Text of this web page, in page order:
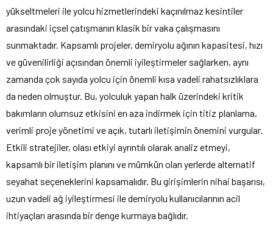
yükseltmeleri ile yolcu hizmetlerindeki kaçınılmaz kesintiler
arasındaki içsel çatışmanın klasik bir vaka çalışmasını
sunmaktadır. Kapsamlı projeler, demiryolu ağının kapasitesi, hızı
ve güvenilirliği açısından önemli iyileştirmeler sağlarken, aynı
zamanda çok sayıda yolcu için önemli kısa vadeli rahatsızlıklara
da neden olmuştur. Bu, yolculuk yapan halk üzerindeki kritik
bakımların olumsuz etkisini en aza indirmek için titiz planlama,
verimli proje yönetimi ve açık, tutarlı iletişimin önemini vurgular.
Etkili stratejiler, olası etkiyi ayrıntılı olarak analiz etmeyi,
kapsamlı bir iletişim planını ve mümkün olan yerlerde alternatif
seyahat seçeneklerini kapsamalıdır. Bu girişimlerin nihai başarısı,
uzun vadeli ağ iyileştirmesi ile demiryolu kullanıcılarının acil
ihtiyaçları arasında bir denge kurmaya bağlıdır.